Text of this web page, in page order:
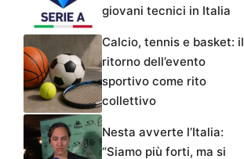
giovani tecnici in Italia
Calcio, tennis e basket: il
ritorno dell’evento
sportivo come rito
collettivo
Nesta avverte l’Italia:
“Siamo più forti, ma si